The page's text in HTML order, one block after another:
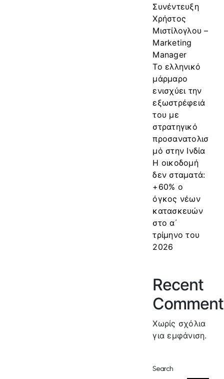
Συνέντευξη
Χρήστος
Μιστίλογλου –
Marketing
Manager
Το ελληνικό
μάρμαρο
ενισχύει την
εξωστρέφειά
του με
στρατηγικό
προσανατολισ
μό στην Ινδία
Η οικοδομή
δεν σταματά:
+60% ο
όγκος νέων
κατασκευών
στο α΄
τρίμηνο του
2026
Recent
Χωρίς σχόλια
για εμφάνιση.
Search